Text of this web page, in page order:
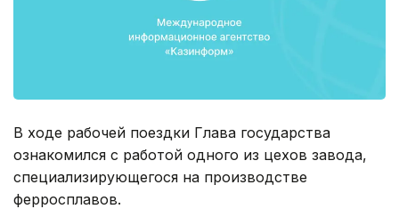
В ходе рабочей поездки Глава государства
ознакомился с работой одного из цехов завода,
специализирующегося на производстве
ферросплавов.